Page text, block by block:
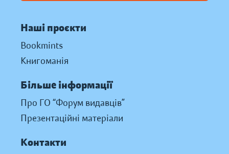
Наші проєкти
Bookmints
Книгоманія
Більше інформації
Про ГО “Форум видавців”
Презентаційні матеріали
Контакти